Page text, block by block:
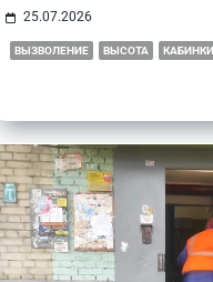
25.07.2026
ВЫЗВОЛЕНИЕ ВЫСОТА КАБИНКИ